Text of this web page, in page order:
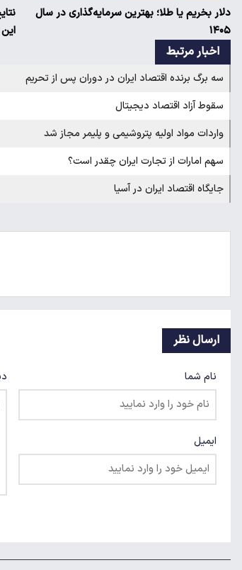
دلار بخریم یا طلا؛ بهترین سرمایه‌گذاری در سال
۱۴۰۵
این گروه
اخبار مرتبط
سه برگ برنده اقتصاد ایران در دوران پس از تحریم
سقوط آزاد اقتصاد دیجیتال
واردات مواد اولیه پتروشیمی و پلیمر مجاز شد
سهم امارات از تجارت ایران چقدر است؟
جایگاه اقتصاد ایران در آسیا
ارسال نظر
نام شما
ایمیل